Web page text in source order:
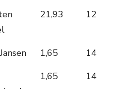
21,93 12
1,65
14
1,65 14